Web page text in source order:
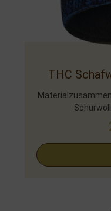
THC